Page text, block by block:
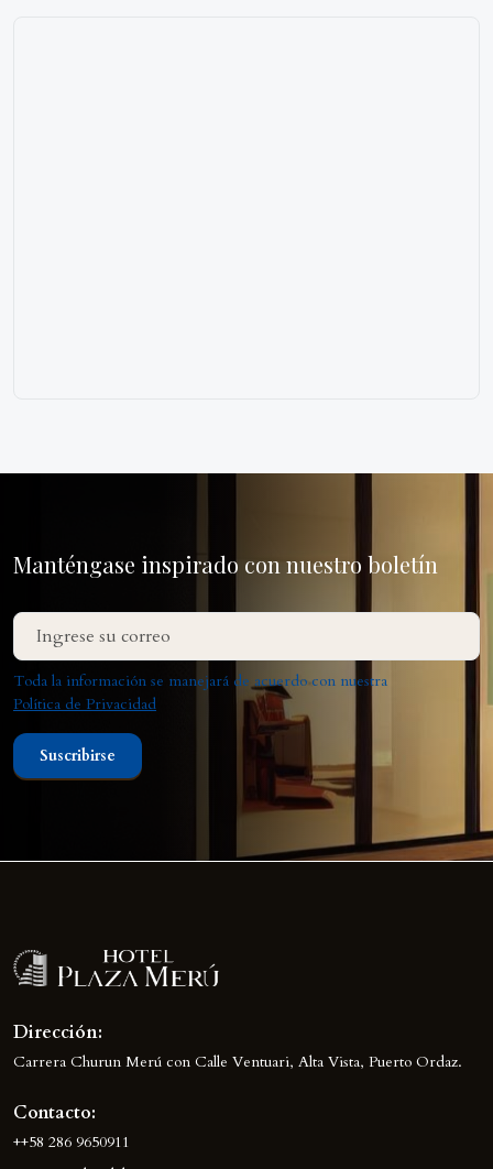
Manténgase inspirado con nuestro boletín
Toda la información se manejará de acuerdo con nuestra
Política de Privacidad
Suscribirse
Dirección:
Carrera Churun Merú con Calle Ventuari, Alta Vista, Puerto Ordaz.
Contacto:
++58 286 9650911